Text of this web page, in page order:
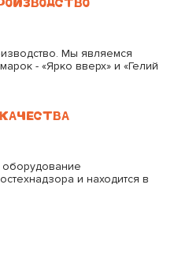
Мы являемся
- «Ярко вверх» и «Гелий
и находится в